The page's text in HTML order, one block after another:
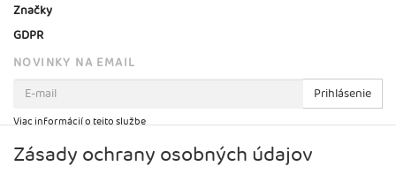
Značky
GDPR
NOVINKY NA EMAIL
Prihlásenie
Viac informácií o tejto službe
Zásady ochrany osobných údajov